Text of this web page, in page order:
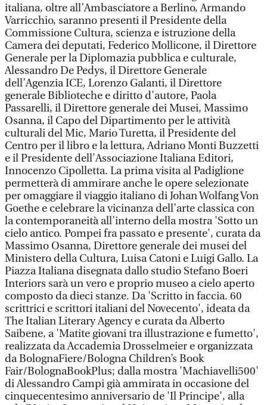
italiana, oltre all’Ambasciatore a Berlino, Armando
Varricchio, saranno presenti il Presidente della
Commissione Cultura, scienza e istruzione della
Camera dei deputati, Federico Mollicone, il Direttore
Generale per la Diplomazia pubblica e culturale,
Alessandro De Pedys, il Direttore Generale
dell’Agenzia ICE, Lorenzo Galanti, il Direttore
generale Biblioteche e diritto d'autore, Paola
Passarelli, il Direttore generale dei Musei, Massimo
Osanna, il Capo del Dipartimento per le attività
culturali del Mic, Mario Turetta, il Presidente del
Centro per il libro e la lettura, Adriano Monti Buzzetti
e il Presidente dell'Associazione Italiana Editori,
Innocenzo Cipolletta. La prima visita al Padiglione
permetterà di ammirare anche le opere selezionate
per omaggiare il viaggio italiano di Johan Wolfang Von
Goethe e celebrare la vicinanza dell’arte classica con
la contemporaneità all’interno della mostra 'Sotto un
cielo antico. Pompei fra passato e presente', curata da
Massimo Osanna, Direttore generale dei musei del
Ministero della Cultura, Luisa Catoni e Luigi Gallo. La
Piazza Italiana disegnata dallo studio Stefano Boeri
Interiors sarà un vero e proprio museo a cielo aperto
composto da dieci stanze. Da 'Scritto in faccia. 60
scrittrici e scrittori italiani del Novecento', ideata da
The Italian Literary Agency e curata da Alberto
Saibene, a 'Matite giovani tra illustrazione e fumetto',
realizzata da Accademia Drosselmeier e organizzata
da BolognaFiere/Bologna Children’s Book
Fair/BolognaBookPlus; dalla mostra 'Machiavelli500'
di Alessandro Campi già ammirata in occasione del
cinquecentesimo anniversario de 'Il Principe', alla